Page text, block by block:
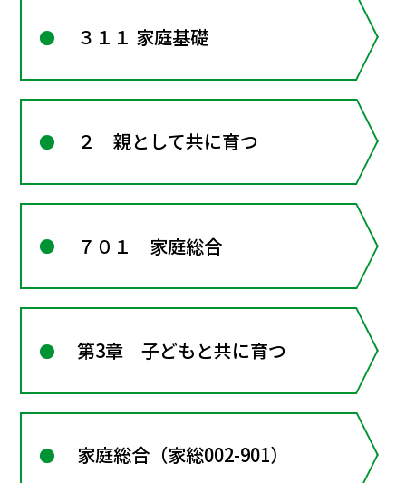
３１１ 家庭基礎
２ 親として共に育つ
７０１ 家庭総合
第3章 子どもと共に育つ
家庭総合（家総002-901）